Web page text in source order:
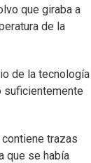
que giraba a
de la
de la tecnología
suficientemente
trazas
que se había